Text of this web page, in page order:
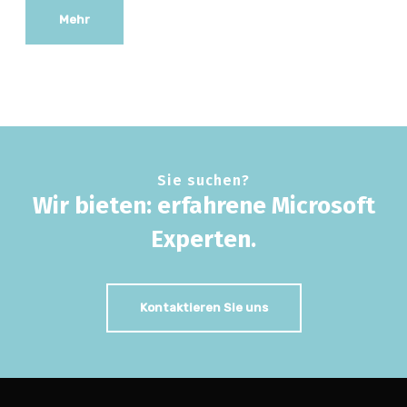
Mehr
Sie suchen?
Wir bieten: erfahrene Microsoft
Experten.
Kontaktieren Sie uns